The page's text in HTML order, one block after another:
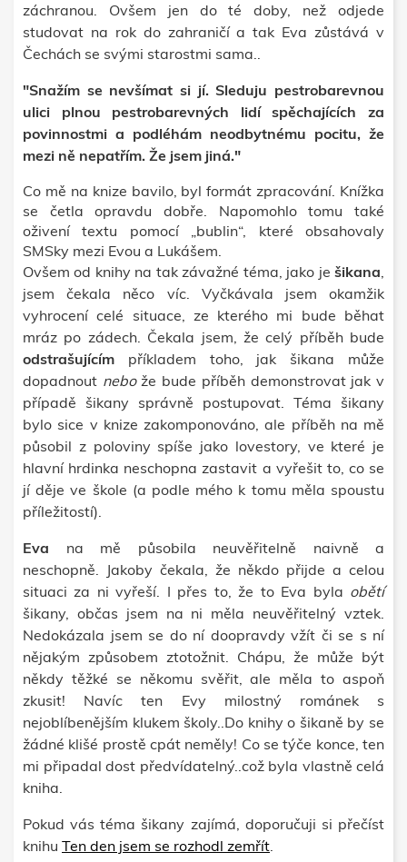
záchranou. Ovšem jen do té doby, než odjede
studovat na rok do zahraničí a tak Eva zůstává v
Čechách se svými starostmi sama..
"Snažím se nevšímat si jí. Sleduju pestrobarevnou
ulici plnou pestrobarevných lidí spěchajících za
povinnostmi a podléhám neodbytnému pocitu, že
mezi ně nepatřím. Že jsem jiná."
Co mě na knize bavilo, byl formát zpracování. Knížka
se četla opravdu dobře. Napomohlo tomu také
oživení textu pomocí „bublin“, které obsahovaly
SMSky mezi Evou a Lukášem.
Ovšem od knihy na tak závažné téma, jako je šikana,
jsem čekala něco víc. Vyčkávala jsem okamžik
vyhrocení celé situace, ze kterého mi bude běhat
mráz po zádech. Čekala jsem, že celý příběh bude
odstrašujícím příkladem toho, jak šikana může
dopadnout nebože bude příběh demonstrovat jak v
případě šikany správně postupovat. Téma šikany
bylo sice v knize zakomponováno, ale příběh na mě
působil z poloviny spíše jako lovestory, ve které je
hlavní hrdinka neschopna zastavit a vyřešit to, co se
jí děje ve škole (a podle mého k tomu měla spoustu
příležitostí).
Eva na mě působila neuvěřitelně naivně a
neschopně. Jakoby čekala, že někdo přijde a celou
situaci za ni vyřeší. I přes to, že to Eva byla obětí
šikany, občas jsem na ni měla neuvěřitelný vztek.
Nedokázala jsem se do ní doopravdy vžít či se s ní
nějakým způsobem ztotožnit. Chápu, že může být
někdy těžké se někomu svěřit, ale měla to aspoň
zkusit! Navíc ten Evy milostný románek s
nejoblíbenějším klukem školy..Do knihy o šikaně by se
žádné klišé prostě cpát neměly! Co se týče konce, ten
mi připadal dost předvídatelný..což byla vlastně celá
kniha.
Pokud vás téma šikany zajímá, doporučuji si přečíst
knihu Ten den jsem se rozhodl zemřít.